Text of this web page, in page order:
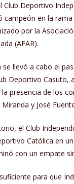
Club Deportivo
campeón en la
por la
(AFAR).
se llevó a cabo el
Deportivo Casuto,
presencia de los
y José
el Club
Católica en
con un empate
para que